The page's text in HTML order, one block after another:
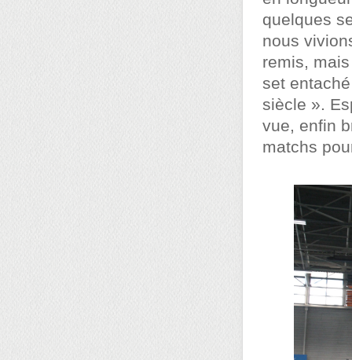
quelques
nous
remis,
set
siècle ».
vue, enfin
matchs